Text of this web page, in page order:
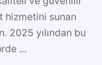
hizmetini sunan
2025 yılından bu
...